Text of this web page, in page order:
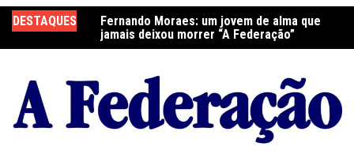
para
o
DESTAQUES
Fernando Moraes: um jovem de alma que
jamais deixou morrer “A Federação”
Curso Oração e Vida na Paróquia São José